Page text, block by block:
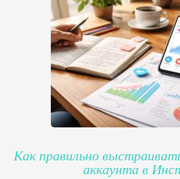
Как правильно
аккаунта в